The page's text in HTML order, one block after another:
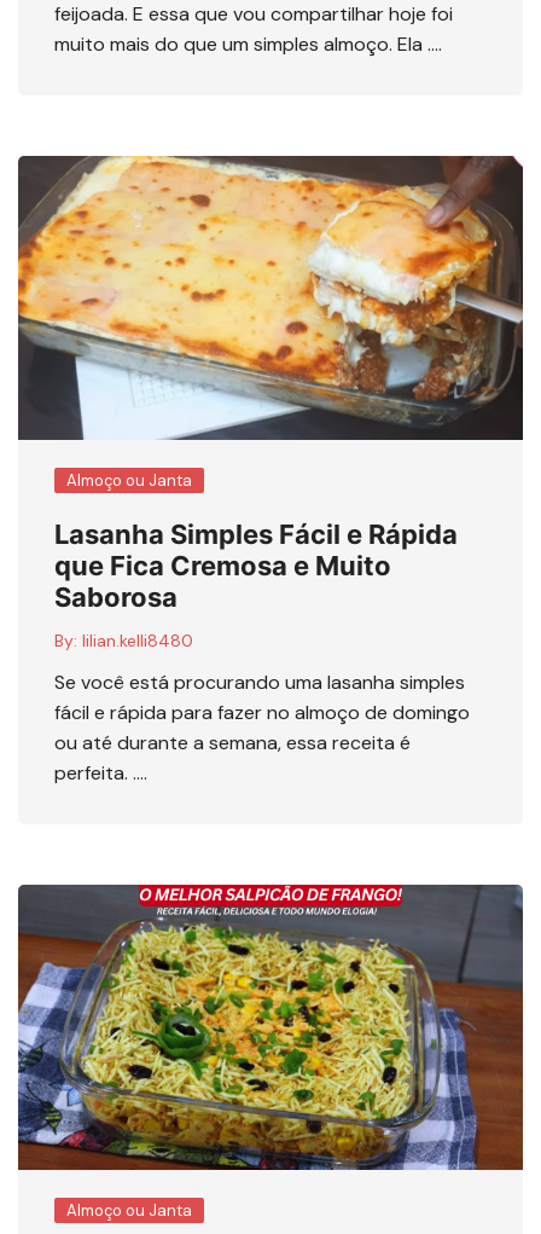
feijoada. E essa que vou compartilhar hoje foi
muito mais do que um simples almoço. Ela ….
Almoço ou Janta
Lasanha Simples Fácil e Rápida
que Fica Cremosa e Muito
Saborosa
By: lilian.kelli8480
Se você está procurando uma lasanha simples
fácil e rápida para fazer no almoço de domingo
ou até durante a semana, essa receita é
perfeita. ….
Almoço ou Janta